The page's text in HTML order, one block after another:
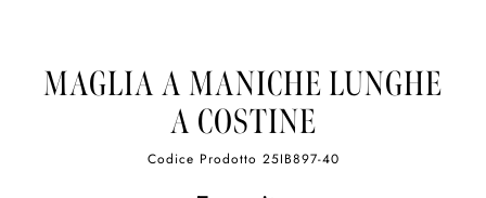
MAGLIA A MANICHE LUNGHE
A COSTINE
Codice Prodotto 25IB897-40